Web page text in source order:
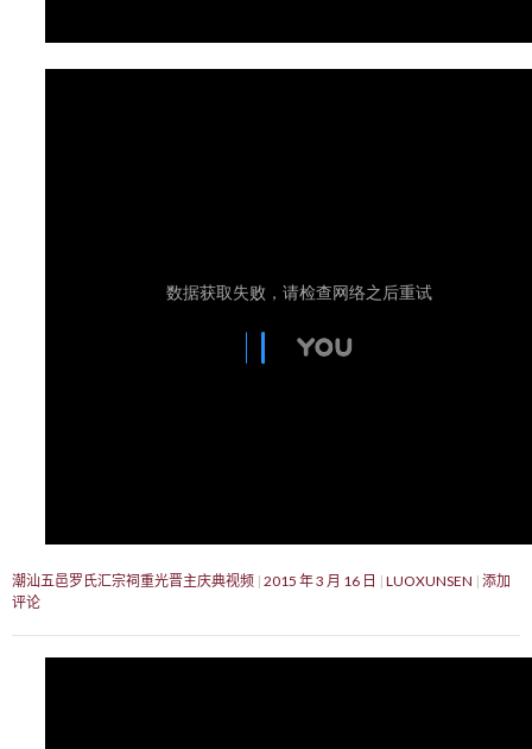
潮汕五邑罗氏汇宗祠重光晋主庆典视频 2015 年 3 月 16 日 LUOXUNSEN 添加
评论